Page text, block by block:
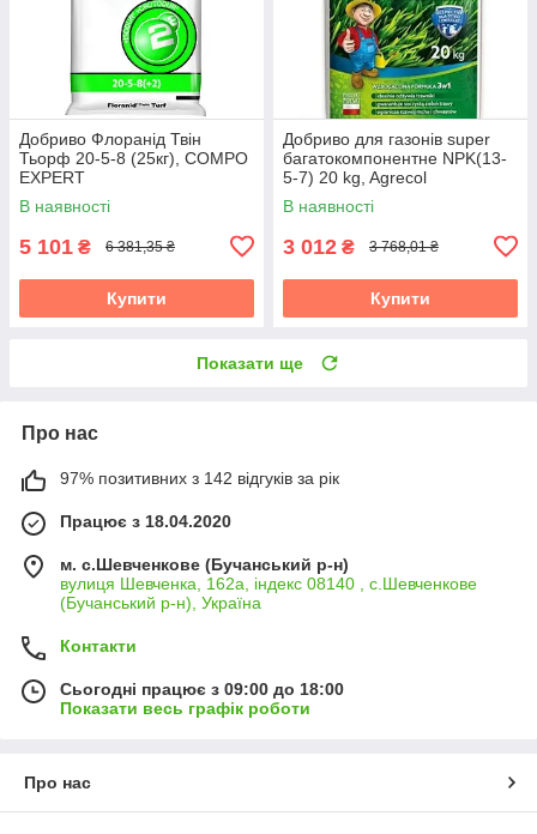
Добриво Флоранід Твін
Тьорф 20-5-8 (25кг), COMPO
EXPERT
В наявності
5 101 ₴ 6 381,35 ₴
Купити
Добриво для газонів super
багатокомпонентне NPK(13-
5-7) 20 kg, Agrecol
В наявності
3 012 ₴ 3 768,01 ₴
Купити
Показати ще
Про нас
97% позитивних з 142 відгуків за рік
Працює з 18.04.2020
м. с.Шевченкове (Бучанський р-н)
вулиця Шевченка, 162а, індекс 08140 , с.Шевченкове
(Бучанський р-н), Україна
Контакти
Сьогодні працює з 09:00 до 18:00
Показати весь графік роботи
Про нас